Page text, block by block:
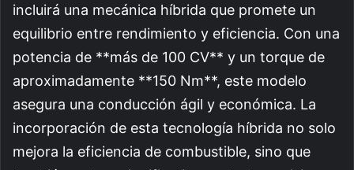
incluirá una mecánica híbrida que promete un
equilibrio entre rendimiento y eficiencia. Con una
potencia de **más de 100 CV** y un torque de
aproximadamente **150 Nm**, este modelo
asegura una conducción ágil y económica. La
incorporación de esta tecnología híbrida no solo
mejora la eficiencia de combustible, sino que